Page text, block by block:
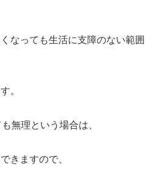
なっても生活に支障のない範囲
。
無理という場合は、
きますので、